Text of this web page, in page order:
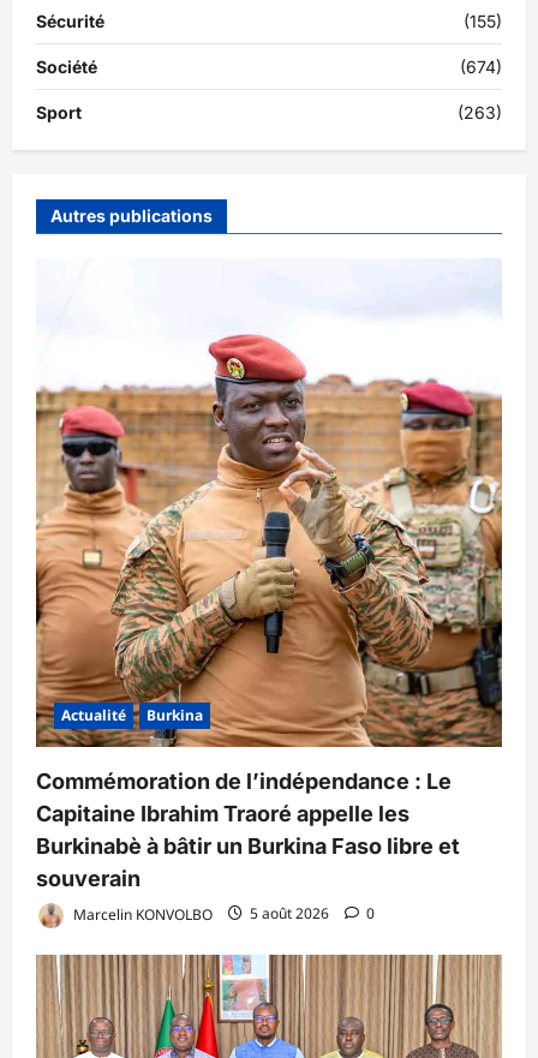
Sécurité (155)
Société (674)
Sport (263)
Autres publications
Actualité Burkina
Commémoration de l’indépendance : Le
Capitaine Ibrahim Traoré appelle les
Burkinabè à bâtir un Burkina Faso libre et
souverain
Marcelin KONVOLBO 5 août 2026 0